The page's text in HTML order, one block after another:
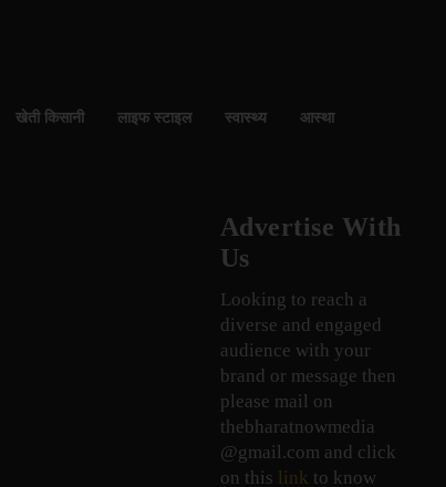
खेती किसानी लाइफ स्टाइल स्वास्थ्य
आस्था
Advertise With
Us
Looking to reach a
diverse and engaged
audience with your
brand or message then
please mail on
thebharatnowmedia
@gmail.com and click
on this link to know